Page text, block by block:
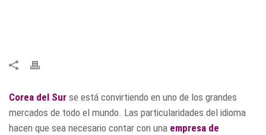
Corea del Sur se está convirtiendo en uno de los grandes
mercados de todo el mundo. Las particularidades del idioma
hacen que sea necesario contar con una empresa de